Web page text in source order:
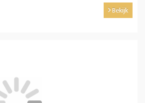
Bekijk